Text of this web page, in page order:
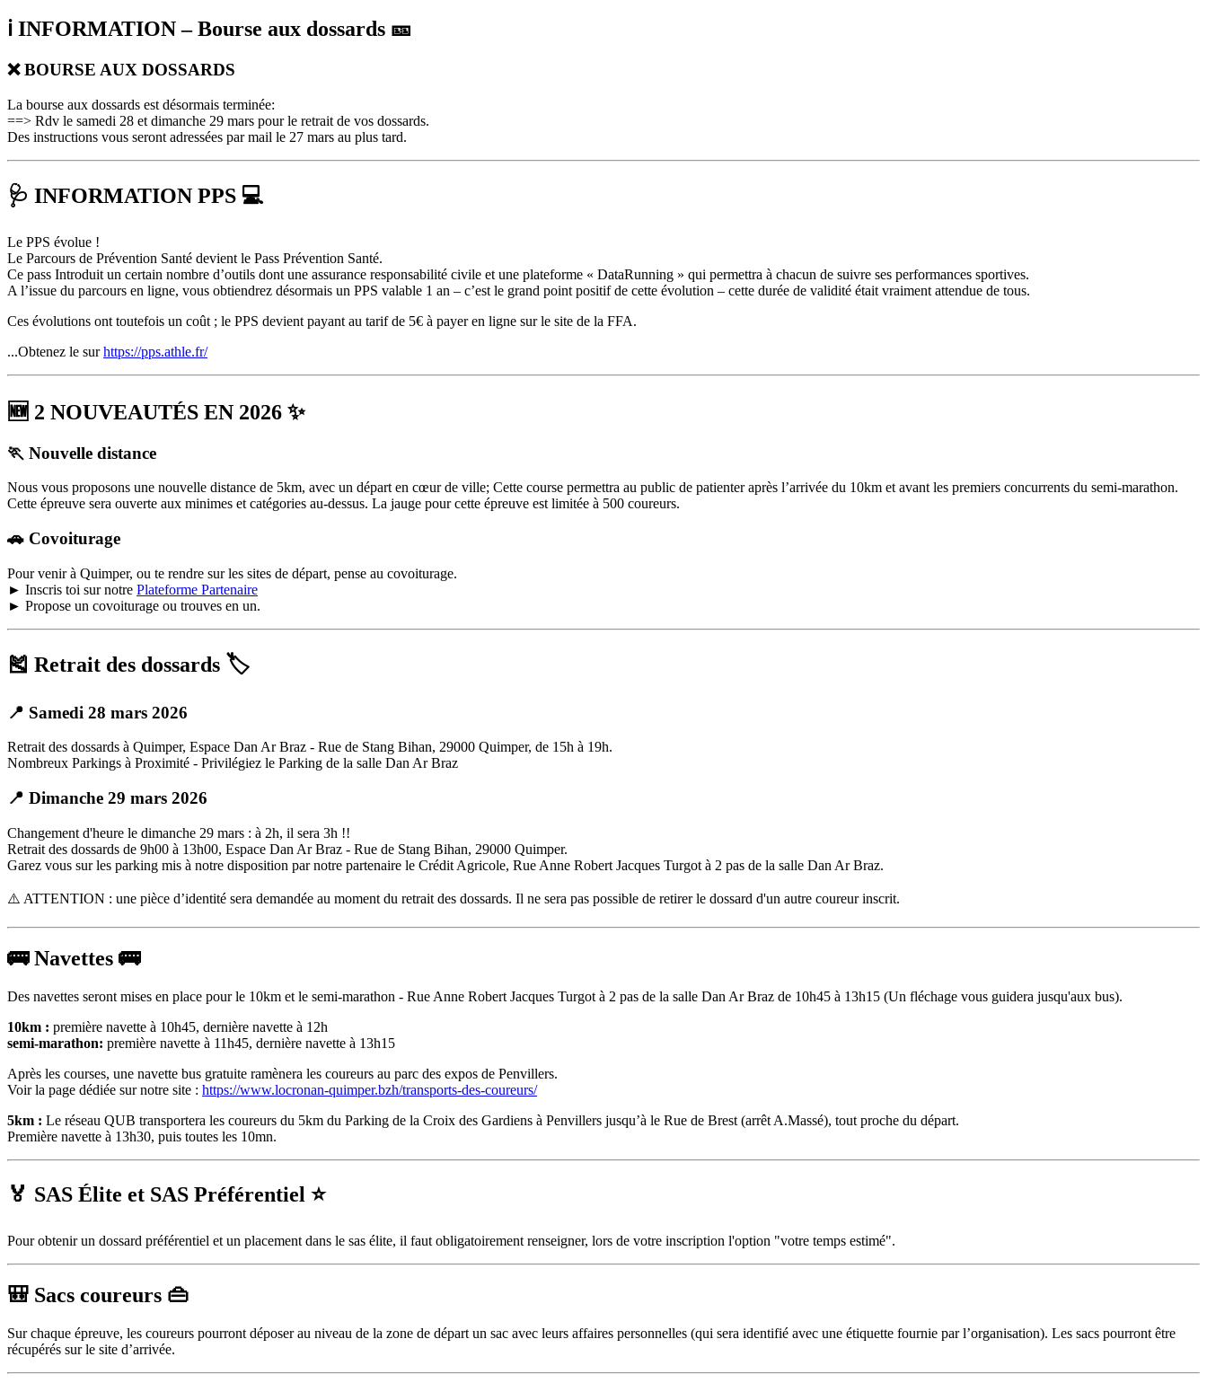
ℹ️ INFORMATION – Bourse aux dossards 🎫
❌ BOURSE AUX DOSSARDS
La bourse aux dossards est désormais terminée:
==> Rdv le samedi 28 et dimanche 29 mars pour le retrait de vos dossards.
Des instructions vous seront adressées par mail le 27 mars au plus tard.
🩺 INFORMATION PPS 💻
Le PPS évolue !
Le Parcours de Prévention Santé devient le Pass Prévention Santé.
Ce pass Introduit un certain nombre d’outils dont une assurance responsabilité civile et une plateforme « DataRunning » qui permettra à chacun de suivre ses performances sportives.
A l’issue du parcours en ligne, vous obtiendrez désormais un PPS valable 1 an – c’est le grand point positif de cette évolution – cette durée de validité était vraiment attendue de tous.
Ces évolutions ont toutefois un coût ; le PPS devient payant au tarif de 5€ à payer en ligne sur le site de la FFA.
...Obtenez le surhttps://pps.athle.fr/
🆕 2 NOUVEAUTÉS EN 2026 ✨
🏃 Nouvelle distance
Nous vous proposons une nouvelle distance de 5km, avec un départ en cœur de ville; Cette course permettra au public de patienter après l’arrivée du 10km et avant les premiers concurrents du semi-marathon.
Cette épreuve sera ouverte aux minimes et catégories au-dessus. La jauge pour cette épreuve est limitée à 500 coureurs.
🚗 Covoiturage
Pour venir à Quimper, ou te rendre sur les sites de départ, pense au covoiturage.
► Inscris toi sur notre Plateforme Partenaire
► Propose un covoiturage ou trouves en un.
🎽 Retrait des dossards 🏷️
📍 Samedi 28 mars 2026
Retrait des dossards à Quimper, Espace Dan Ar Braz - Rue de Stang Bihan, 29000 Quimper, de 15h à 19h.
Nombreux Parkings à Proximité - Privilégiez le Parking de la salle Dan Ar Braz
📍 Dimanche 29 mars 2026
Changement d'heure le dimanche 29 mars : à 2h, il sera 3h !!
Retrait des dossards de 9h00 à 13h00, Espace Dan Ar Braz - Rue de Stang Bihan, 29000 Quimper.
Garez vous sur les parking mis à notre disposition par notre partenaire le Crédit Agricole, Rue Anne Robert Jacques Turgot à 2 pas de la salle Dan Ar Braz.
⚠️ ATTENTION : une pièce d’identité sera demandée au moment du retrait des dossards. Il ne sera pas possible de retirer le dossard d'un autre coureur inscrit.
🚌 Navettes 🚌
Des navettes seront mises en place pour le 10km et le semi-marathon - Rue Anne Robert Jacques Turgot à 2 pas de la salle Dan Ar Braz de 10h45 à 13h15 (Un fléchage vous guidera jusqu'aux bus).
10km : première navette à 10h45, dernière navette à 12h
semi-marathon: première navette à 11h45, dernière navette à 13h15
Après les courses, une navette bus gratuite ramènera les coureurs au parc des expos de Penvillers.
Voir la page dédiée sur notre site : https://www.locronan-quimper.bzh/transports-des-coureurs/
5km : Le réseau QUB transportera les coureurs du 5km du Parking de la Croix des Gardiens à Penvillers jusqu’à le Rue de Brest (arrêt A.Massé), tout proche du départ.
Première navette à 13h30, puis toutes les 10mn.
🏅 SAS Élite et SAS Préférentiel ⭐
Pour obtenir un dossard préférentiel et un placement dans le sas élite, il faut obligatoirement renseigner, lors de votre inscription l'option "votre temps estimé".
🎒 Sacs coureurs 👜
Sur chaque épreuve, les coureurs pourront déposer au niveau de la zone de départ un sac avec leurs affaires personnelles (qui sera identifié avec une étiquette fournie par l’organisation). Les sacs pourront être
récupérés sur le site d’arrivée.